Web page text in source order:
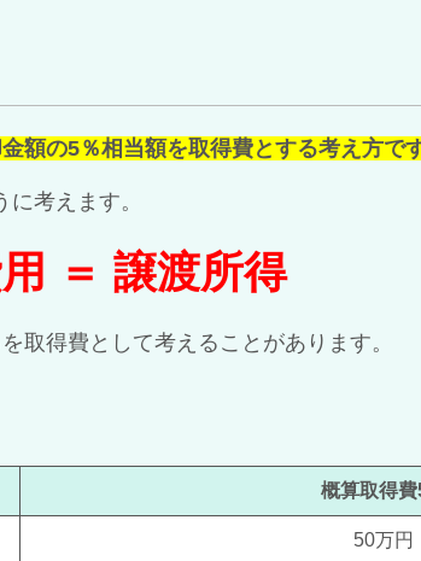
額の5％相当額を取得費とする考え方です
考えます。
＝ 譲渡所得
取得費として考えることがあります。
概算取得費
50万円